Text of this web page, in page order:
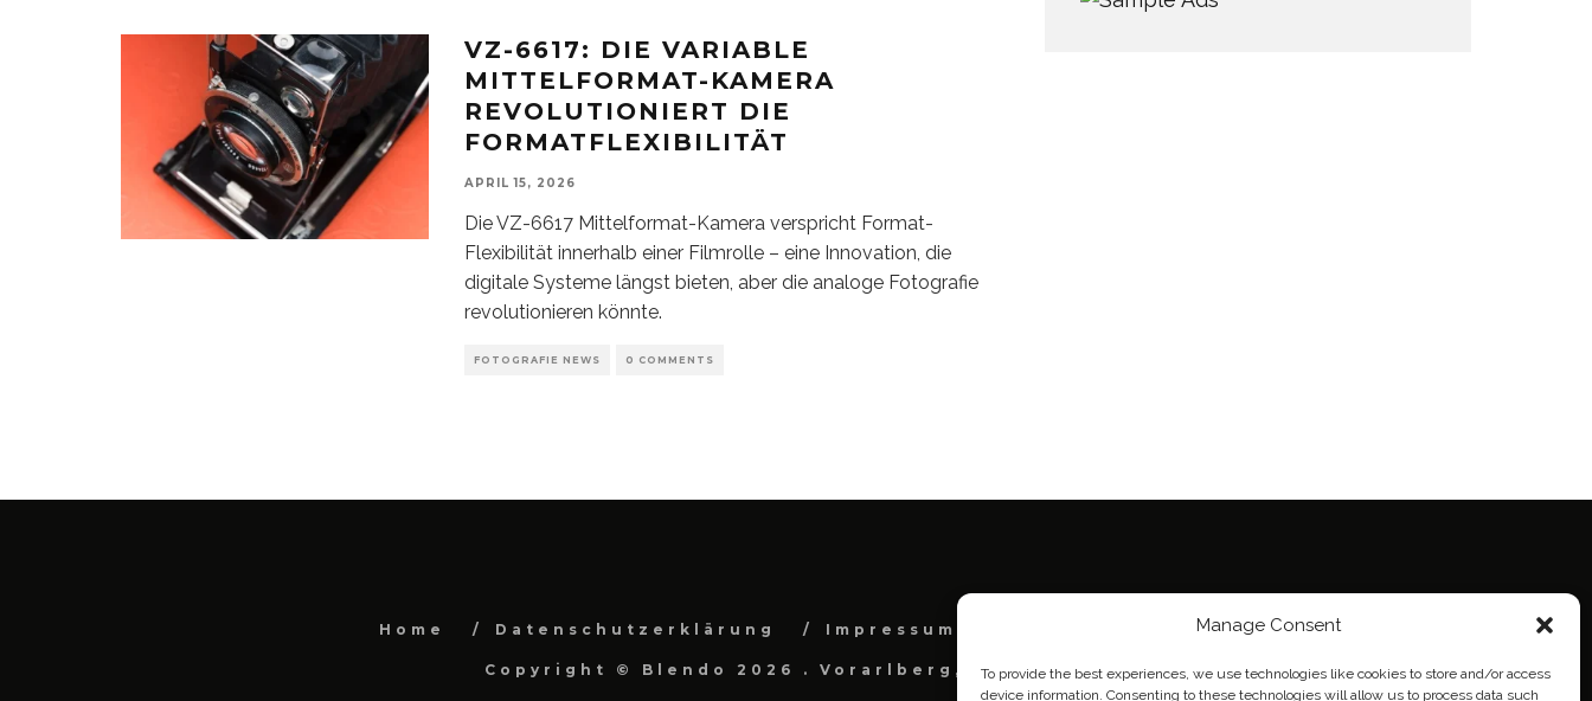
Manage Consent
To provide the best experiences, we use technologies like cookies to store and/or access
device information. Consenting to these technologies will allow us to process data such
VZ-6617: DIE VARIABLE
MITTELFORMAT-KAMERA
REVOLUTIONIERT DIE
FORMATFLEXIBILITÄT
APRIL 15, 2026
Die VZ-6617 Mittelformat-Kamera verspricht Format-
Flexibilität innerhalb einer Filmrolle – eine Innovation, die
digitale Systeme längst bieten, aber die analoge Fotografie
revolutionieren könnte.
FOTOGRAFIE NEWS 0 COMMENTS
Home Datenschutzerklärung Impressum Cookie Policy (EU)
Copyright © Blendo 2026 . Vorarlberg, Österreich